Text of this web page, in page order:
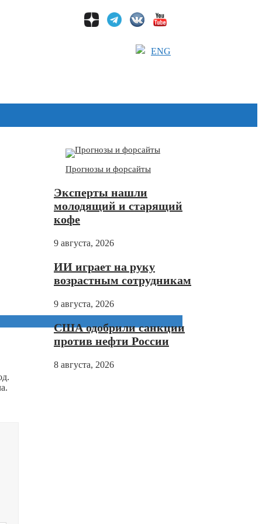
ENG
Прогнозы и форсайты
Эксперты нашли
молодящий и старящий
кофе
9 августа, 2026
ИИ играет на руку
возрастным сотрудникам
9 августа, 2026
США одобрили санкции
против нефти России
8 августа, 2026